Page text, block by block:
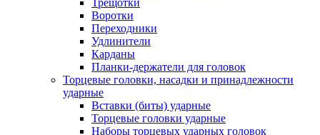
Трещотки
Воротки
Переходники
Удлинители
Карданы
Планки-держатели для головок
Торцевые головки, насадки и принадлежности
ударные
Вставки (биты) ударные
Торцевые головки ударные
Наборы торцевых ударных головок